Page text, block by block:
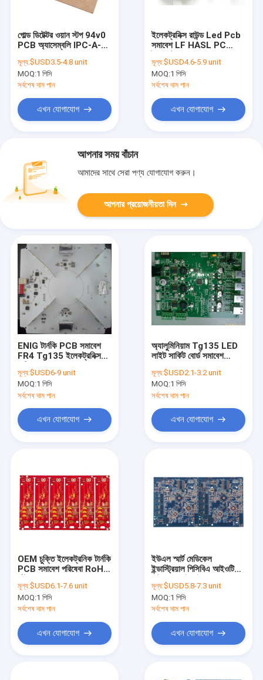
গোল্ড ডিটেক্টর ওয়ান স্টপ 94v0
PCB অ্যাসেম্বলি IPC-A-
মূল্য:$USD3.5-4.8 unit
MOQ:1 পিসি
সর্বশেষ দাম পান
এখন যোগাযোগ
ইলেকট্রনিক্স রাউন্ড Led Pcb
সমাবেশ LF HASL PC
মূল্য:$USD4.6-5.9 unit
MOQ:1 পিসি
সর্বশেষ দাম পান
এখন যোগাযোগ
আপনার সময় বাঁচান
আমাদের সাথে সেরা পণ্য যোগাযোগ করুন।
আপনার প্রয়োজনীয়তা দিন
ENIG টার্নকি PCB সমাবেশ
FR4 Tg135 ইলেকট্রনিক্স
মূল্য:$USD6-9 unit
MOQ:1 পিসি
সর্বশেষ দাম পান
এখন যোগাযোগ
অ্যালুমিনিয়াম Tg135 LED
লাইট সার্কিট বোর্ড সমাবেশ
মূল্য:$USD2.1-3.2 unit
MOQ:1 পিসি
সর্বশেষ দাম পান
এখন যোগাযোগ
OEM চুক্তি ইলেকট্রনিক টার্নকি
PCB সমাবেশ পরিষেবা RoHs
মূল্য:$USD6.1-7.6 unit
MOQ:1 পিসি
সর্বশেষ দাম পান
এখন যোগাযোগ
ইউএল স্মার্ট মেডিকেল
ইন্ডাস্ট্রিয়াল পিসিবিএ আইওটি
পিসিবি ফ্যাব্রিকেশন
মূল্য:$USD5.8-7.3 unit
MOQ:1 পিসি
সর্বশেষ দাম পান
এখন যোগাযোগ